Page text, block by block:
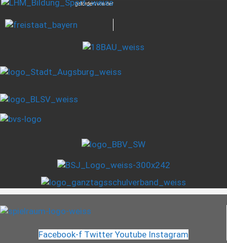
gefördert von der
Facebook-f Twitter Youtube Instagram